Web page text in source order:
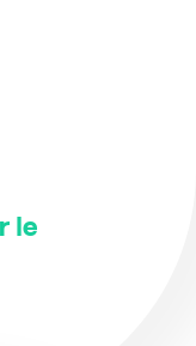
le